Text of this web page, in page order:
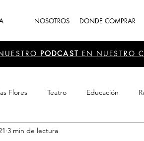
NOSOTROS DONDE COMPRAR
PODCAST EN NUESTRO
Flores Teatro Educación
Recreación
3 min de lectura